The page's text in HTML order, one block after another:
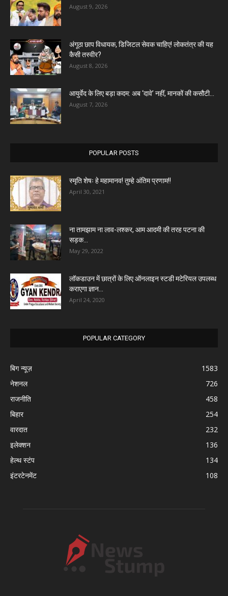
August 9, 2026
अंगूठा छाप विधायक, डिजिटल सेवक चाहिए! लोकतंत्र की यह
कैसी तस्वीर?
August 8, 2026
आयुर्वेद के लिए बड़ा कदम: अब ‘दावे’ नहीं, मानकों की कसौटी...
August 7, 2026
POPULAR POSTS
स्मृति शेषः हे महामानव! तुम्हे अंतिम प्रणाम!!
April 30, 2021
ना तामझाम ना लाव-लश्कर, आम आदमी की तरह पटना की
सड़क...
May 29, 2022
लॉकडाउन में छात्रों के लिए ऑनलाइन स्टडी मटेरियल उपलब्ध
कराएगा ज्ञान...
April 24, 2020
POPULAR CATEGORY
बिग न्यूज़
1583
नेशनल
726
राजनीति
458
बिहार
254
वारदात
232
इलेक्शन
136
हेल्थ स्टंप
134
इंटरटेनमेंट
108